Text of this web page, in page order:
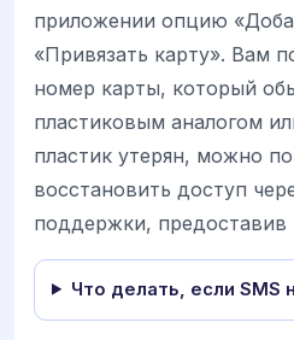
приложении опцию
«Привязать карту». Вам
номер карты, который
пластиковым аналогом
пластик утерян, можно
восстановить доступ
поддержки, предоставив
Что делать, если SMS